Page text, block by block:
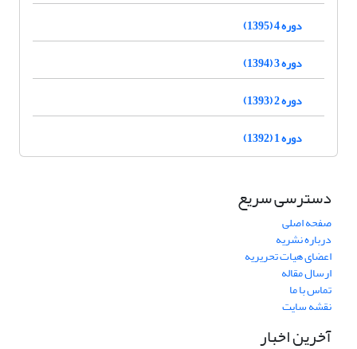
دوره 4 (1395)
دوره 3 (1394)
دوره 2 (1393)
دوره 1 (1392)
دسترسی سریع
صفحه اصلی
درباره نشریه
اعضای هیات تحریریه
ارسال مقاله
تماس با ما
نقشه سایت
آخرین اخبار